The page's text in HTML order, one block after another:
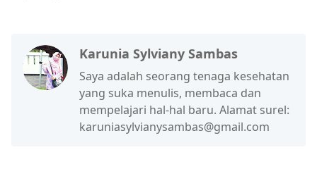
Karunia Sylviany Sambas
Saya adalah seorang tenaga kesehatan
yang suka menulis, membaca dan
mempelajari hal-hal baru. Alamat surel:
karuniasylvianysambas@gmail.com